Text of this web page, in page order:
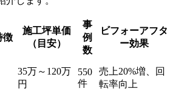
徴
施工坪単価
（目安）
事
例
数
ビフォーアフタ
ー効果
35万～120万
円
550
件
売上20%増、回
転率向上